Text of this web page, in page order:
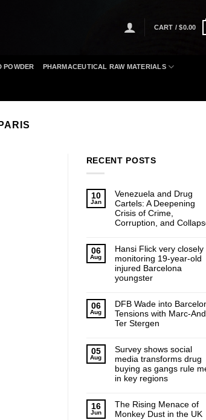
CART /$0.00
POWDER PHARMACEUTICAL RAW MATERIALS
RECENT POSTS
10
Jan
Venezuela and Drug
Cartels: A Deepening
Crisis of Crime,
Corruption, and
06
Aug
Hansi Flick very closely
monitoring 19-year-old
injured Barcelona
youngster
06
Aug
DFB Wade into
Tensions with Marc-
Ter Stergen
05
Aug
Survey shows social
media transforms drug
buying as gangs rule
in key regions
16
Jun
The Rising Menace of
Monkey Dust in the UK